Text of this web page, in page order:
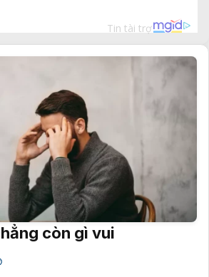
còn gì vui